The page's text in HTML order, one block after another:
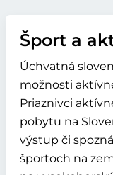
Šport a
Úchvatná
možnosti
Priaznivci
pobytu na
výstup či
športoch na